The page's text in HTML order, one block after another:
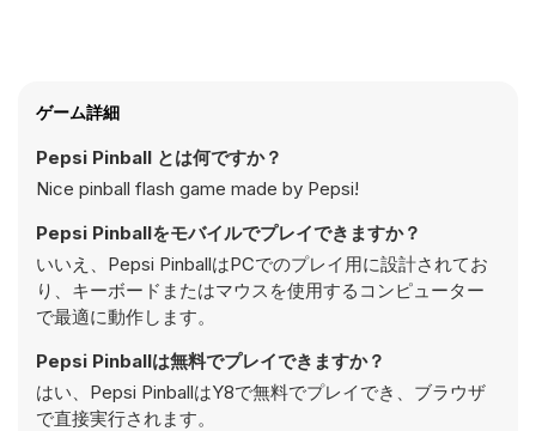
ゲーム詳細
Pepsi Pinball とは何ですか？
Nice pinball flash game made by Pepsi!
Pepsi Pinballをモバイルでプレイできますか？
いいえ、Pepsi PinballはPCでのプレイ用に設計されてお
り、キーボードまたはマウスを使用するコンピューター
で最適に動作します。
Pepsi Pinballは無料でプレイできますか？
はい、Pepsi PinballはY8で無料でプレイでき、ブラウザ
で直接実行されます。